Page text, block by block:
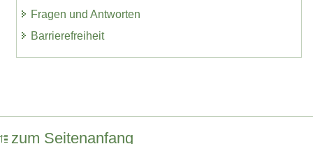
Fragen und Antworten
Barrierefreiheit
zum Seitenanfang